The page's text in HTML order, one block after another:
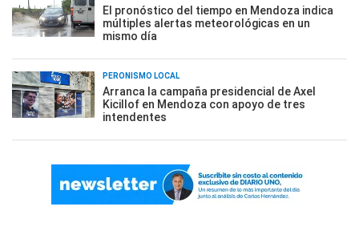
El pronóstico del tiempo en Mendoza indica
múltiples alertas meteorológicas en un
mismo día
PERONISMO LOCAL
Arranca la campaña presidencial de Axel
Kicillof en Mendoza con apoyo de tres
intendentes